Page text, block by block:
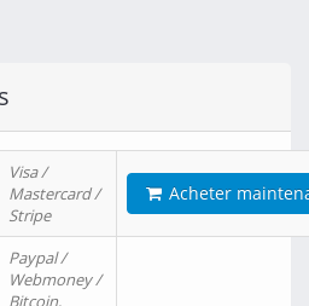
Visa /
Mastercard /
Stripe
Acheter
Paypal /
Webmoney /
Bitcoin,